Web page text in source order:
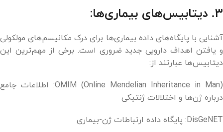
۳. دیتابیس‌های بیماری‌ها:
آشنایی با پایگاه‌های داده بیماری‌ها برای درک مکانیسم‌های مولکولی
و یافتن اهداف دارویی جدید ضروری است. برخی از مهم‌ترین این
دیتابیس‌ها عبارتند از:
OMIM (Online Mendelian Inheritance in Man): اطلاعات جامع
درباره ژن‌ها و اختلالات ژنتیکی
DisGeNET: پایگاه داده ارتباطات ژن-بیماری